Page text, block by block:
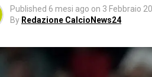
Published 6 mesi ago on 3 Febbraio
By Redazione CalcioNews24